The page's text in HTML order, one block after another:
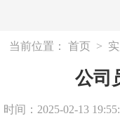
当前位置： 首页 >
公司
时间：2025-02-13